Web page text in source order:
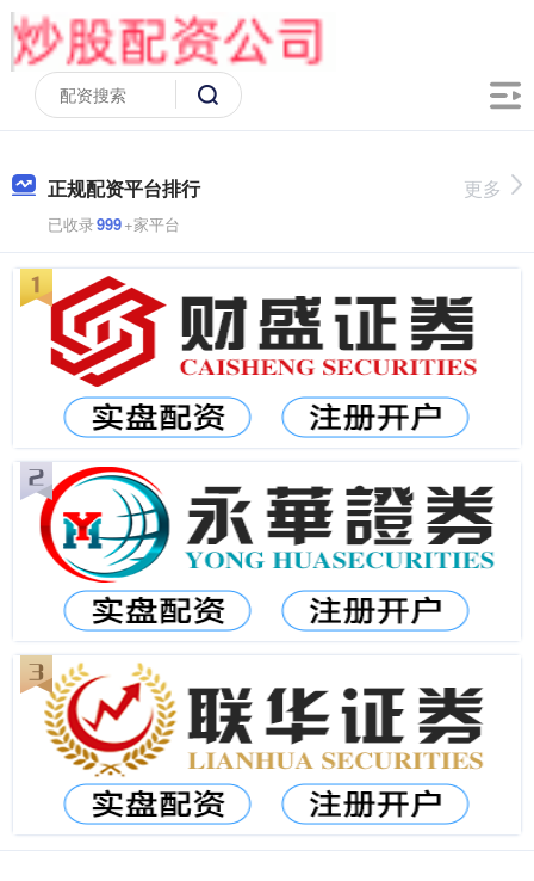
正规配资平台排行
已收录999+家平台
更多